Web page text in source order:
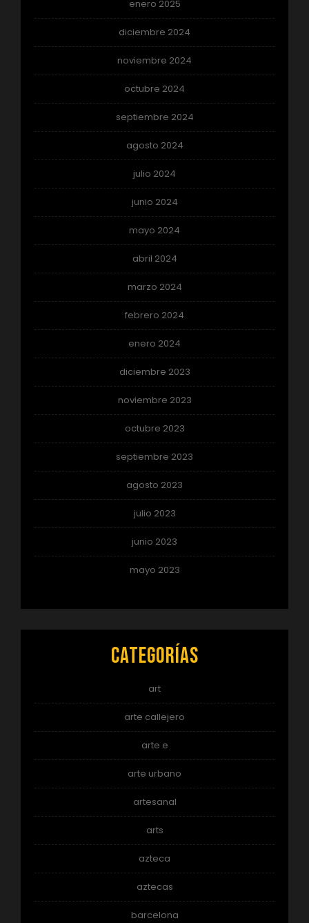
enero 2025
diciembre 2024
noviembre 2024
octubre 2024
septiembre 2024
agosto 2024
julio 2024
junio 2024
mayo 2024
abril 2024
marzo 2024
febrero 2024
enero 2024
diciembre 2023
noviembre 2023
octubre 2023
septiembre 2023
agosto 2023
julio 2023
junio 2023
mayo 2023
Categorías
art
arte callejero
arte e
arte urbano
artesanal
arts
azteca
aztecas
barcelona